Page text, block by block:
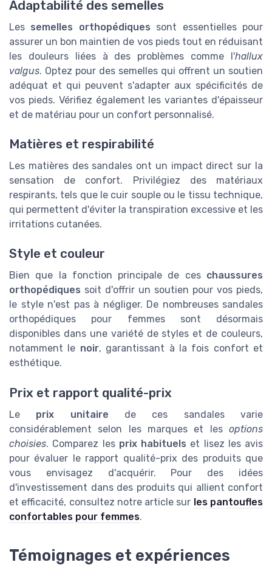
Adaptabilité des semelles
Les semelles orthopédiques sont essentielles pour
assurer un bon maintien de vos pieds tout en réduisant
les douleurs liées à des problèmes comme l'hallux
valgus. Optez pour des semelles qui offrent un soutien
adéquat et qui peuvent s'adapter aux spécificités de
vos pieds. Vérifiez également les variantes d'épaisseur
et de matériau pour un confort personnalisé.
Matières et respirabilité
Les matières des sandales ont un impact direct sur la
sensation de confort. Privilégiez des matériaux
respirants, tels que le cuir souple ou le tissu technique,
qui permettent d'éviter la transpiration excessive et les
irritations cutanées.
Style et couleur
Bien que la fonction principale de ces chaussures
orthopédiques soit d'offrir un soutien pour vos pieds,
le style n'est pas à négliger. De nombreuses sandales
orthopédiques pour femmes sont désormais
disponibles dans une variété de styles et de couleurs,
notamment le noir, garantissant à la fois confort et
esthétique.
Prix et rapport qualité-prix
Le prix unitaire de ces sandales varie
considérablement selon les marques et les options
choisies. Comparez les prix habituels et lisez les avis
pour évaluer le rapport qualité-prix des produits que
vous envisagez d'acquérir. Pour des idées
d'investissement dans des produits qui allient confort
et efficacité, consultez notre article sur les pantoufles
confortables pour femmes.
Témoignages et expériences